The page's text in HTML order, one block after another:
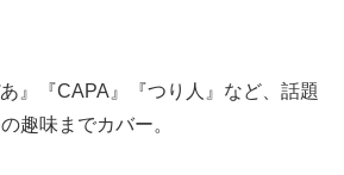
』『CAPA』『つり人』など、話題
趣味までカバー。